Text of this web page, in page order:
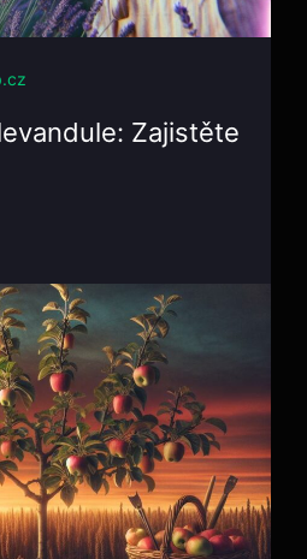
Zajistěte